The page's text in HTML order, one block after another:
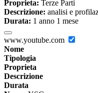
Proprieta: Terze Parti
Descrizione: analisi e
Durata: 1 anno 1 mese
www.youtube.com
Nome
Tipologia
Proprieta
Descrizione
Durata